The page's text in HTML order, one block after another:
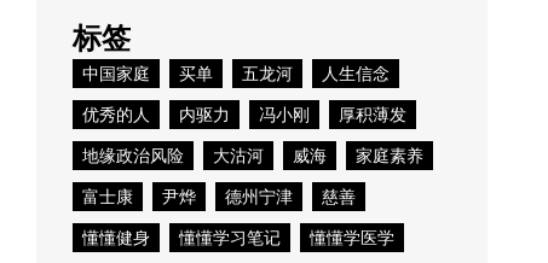
标签
中国家庭 买单 五龙河
人生信念
优秀的人
内驱力 冯小刚
厚积薄发
地缘政治风险
大沽河 威海
家庭素养
富士康
尹烨 德州宁津
慈善
懂懂健身
懂懂学习笔记
懂懂学医学